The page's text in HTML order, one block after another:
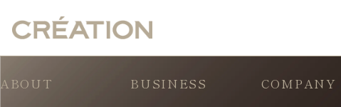
ABOUT BUSINESS COMPANY